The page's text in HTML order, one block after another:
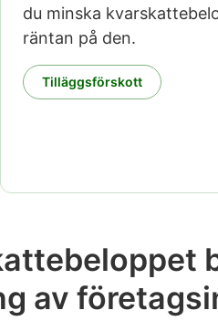
du minska
räntan på den.
Tilläggsförskott
av